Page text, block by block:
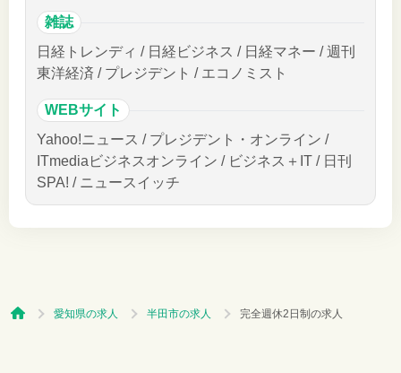
雑誌
日経トレンディ / 日経ビジネス / 日経マネー / 週刊
東洋経済 / プレジデント / エコノミスト
WEBサイト
Yahoo!ニュース / プレジデント・オンライン /
ITmediaビジネスオンライン / ビジネス＋IT / 日刊
SPA! / ニュースイッチ
愛知県の求人 半田市の求人 完全週休2日制の求人